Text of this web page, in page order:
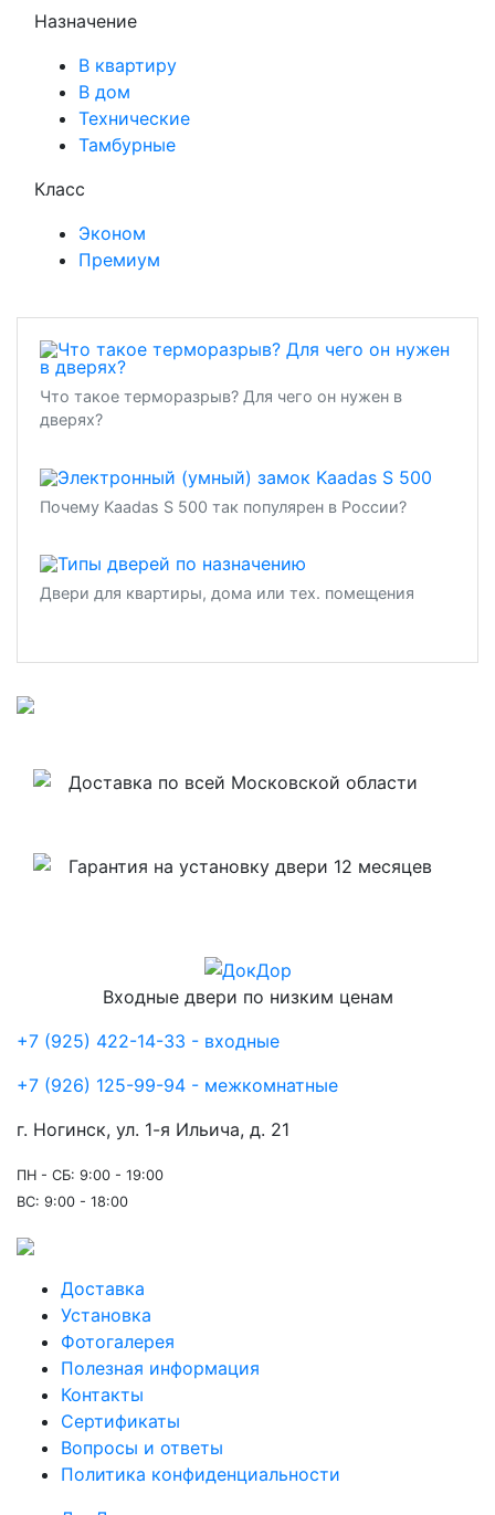
Назначение
В квартиру
В дом
Технические
Тамбурные
Класс
Эконом
Премиум
Что такое терморазрыв? Для чего он нужен в
дверях?
Почему Kaadas S 500 так популярен в России?
Двери для квартиры, дома или тех. помещения
Доставка по всей Московской области
Гарантия на установку двери 12 месяцев
Входные двери по низким ценам
+7 (925) 422-14-33 - входные
+7 (926) 125-99-94 - межкомнатные
г. Ногинск, ул. 1-я Ильича, д. 21
ПН - СБ: 9:00 - 19:00
ВС: 9:00 - 18:00
Доставка
Установка
Фотогалерея
Полезная информация
Контакты
Сертификаты
Вопросы и ответы
Политика конфиденциальности